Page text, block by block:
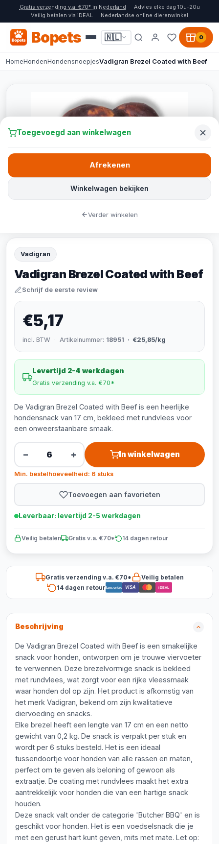
Gratis verzending v.a. €70* in Nederland
Advies elke dag 10u-20u
Veilig betalen via iDEAL
Nederlandse online dierenwinkel
Bopets 🇳🇱 0
HomeHondenHondensnoepjesVadigran Brezel Coated with Beef
Vadigran
Vadigran Brezel Coated with Beef
Schrijf de eerste review
€5,17
incl. BTW · Artikelnummer: 18951 · €25,85/kg
Levertijd 2-4 werkdagen
Gratis verzending v.a. €70*
De Vadigran Brezel Coated with Beef is een heerlijke
hondensnack van 17 cm, bekleed met rundvlees voor
een onweerstaanbare smaak.
− + In winkelwagen
Min. bestelhoeveelheid: 6 stuks
Toevoegen aan favorieten
Leverbaar: levertijd 2-5 werkdagen
Veilig betalen Gratis v.a. €70* 14 dagen retour
Gratis verzending v.a. €70*
Veilig betalen
14 dagen retourBancontact VISA iDEAL
Beschrijving
De Vadigran Brezel Coated with Beef is een smakelijke
snack voor honden, ontworpen om je trouwe viervoeter
te verwennen. Deze brezelvormige snack is bekleed
met rundvlees, wat zorgt voor een rijke vleessmaak
waar honden dol op zijn. Het product is afkomstig van
het merk Vadigran, bekend om zijn kwalitatieve
diervoeding en snacks.
Elke brezel heeft een lengte van 17 cm en een netto
gewicht van 0,2 kg. De snack is verpakt per stuk en
wordt per 6 stuks besteld. Het is een ideaal
tussendoortje voor honden van alle rassen en maten,
perfect om te geven als beloning of gewoon als
extraatje. De coating met rundvlees maakt het extra
aantrekkelijk voor honden die van een hartige snack
houden.
Deze snack valt onder de categorie 'Butcher BBQ' en is
geschikt voor honden. Het is een voedselsnack die je
met een gerust hart kunt geven, mits met mate. Let op:
Toegevoegd aan winkelwagen
Winkelwagen bekijken
Afrekenen
Verder winkelen